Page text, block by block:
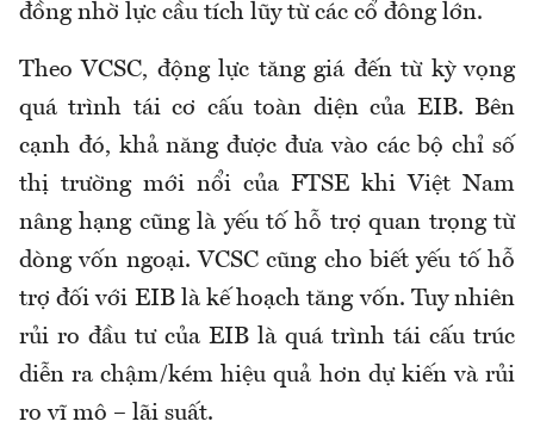
đồng nhờ lực cầu tích lũy từ các cổ đông lớn.
Theo VCSC, động lực tăng giá đến từ kỳ vọng
quá trình tái cơ cấu toàn diện của EIB. Bên
cạnh đó, khả năng được đưa vào các bộ chỉ số
thị trường mới nổi của FTSE khi Việt Nam
nâng hạng cũng là yếu tố hỗ trợ quan trọng từ
dòng vốn ngoại. VCSC cũng cho biết yếu tố hỗ
trợ đối với EIB là kế hoạch tăng vốn. Tuy nhiên
rủi ro đầu tư của EIB là quá trình tái cấu trúc
diễn ra chậm/kém hiệu quả hơn dự kiến và rủi
ro vĩ mô – lãi suất.